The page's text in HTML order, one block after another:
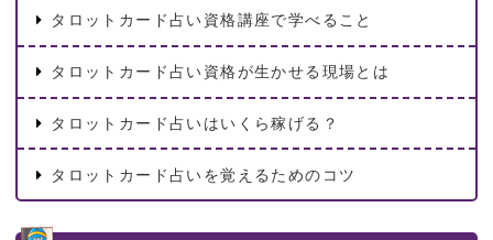
タロットカード占い資格講座で学べること
タロットカード占い資格が生かせる現場とは
タロットカード占いはいくら稼げる？
タロットカード占いを覚えるためのコツ